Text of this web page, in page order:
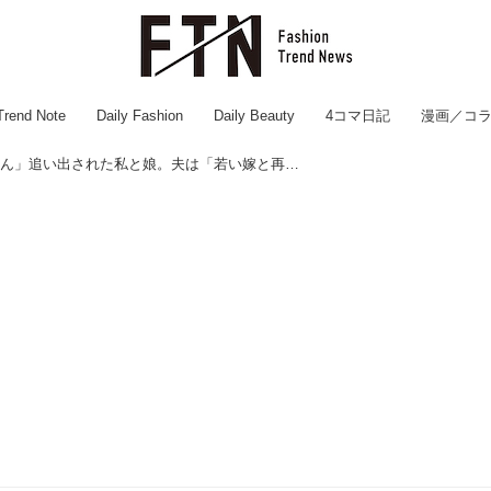
Note Daily Fashion Daily Beauty 4コマ日記 漫画／コ